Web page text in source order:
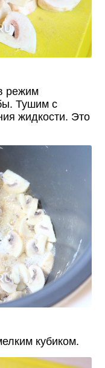
режим
Тушим с
жидкости. Это
кубиком.